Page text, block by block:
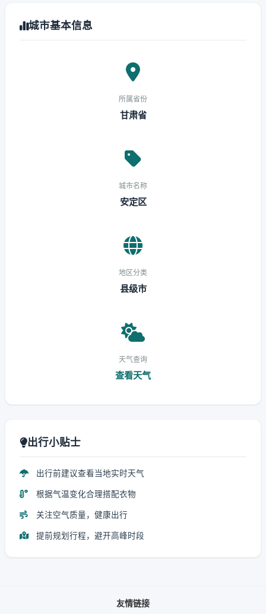
城市基本信息
所属省份
甘肃省
城市名称
安定区
地区分类
县级市
天气查询
查看天气
出行小贴士
出行前建议查看当地实时天气
根据气温变化合理搭配衣物
关注空气质量，健康出行
提前规划行程，避开高峰时段
友情链接